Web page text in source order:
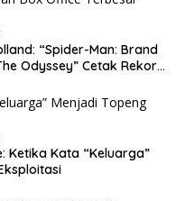
“Spider-Man: Brand
Odyssey” Cetak Rekor
Ketika Kata “Keluarga”